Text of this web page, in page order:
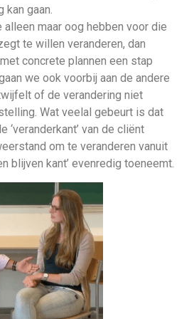
kan gaan.
maar oog hebben voor die
te willen veranderen, dan
concrete plannen een stap
we ook voorbij aan de andere
of de verandering niet
Wat veelal gebeurt is dat
van de cliënt
om te veranderen vanuit
blijven kant’ evenredig toeneemt.